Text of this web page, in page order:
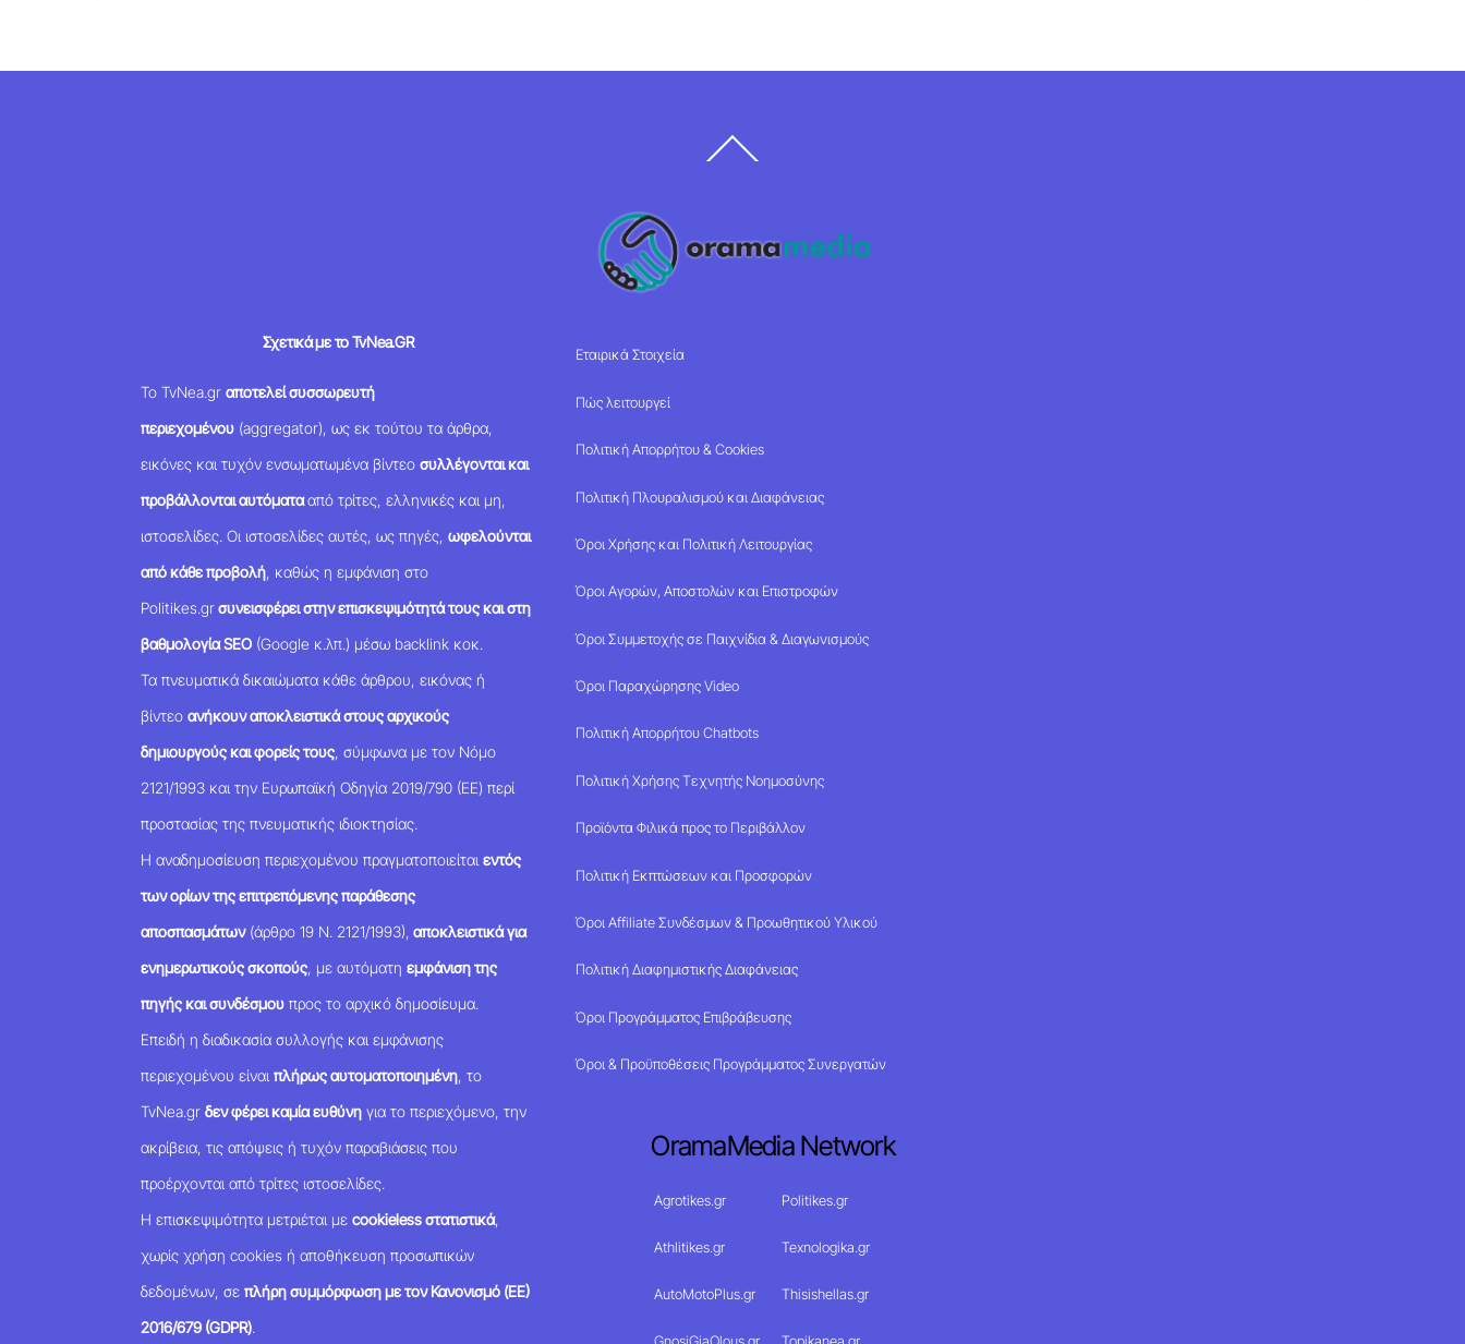
To
Σχετικά με το TvNea.GR
Το TvNea.grαποτελεί συσσωρευτή
περιεχομένου (aggregator), ως εκ τούτου τα άρθρα,
εικόνες και τυχόν ενσωματωμένα βίντεοσυλλέγονται και
προβάλλονται αυτόματααπό τρίτες, ελληνικές και μη,
ιστοσελίδες. Οι ιστοσελίδες αυτές, ως πηγές,ωφελούνται
από κάθε προβολή , καθώς η εμφάνιση στο
Politikes.grσυνεισφέρει στην επισκεψιμότητά τους και στη
βαθμολογία SEO (Google κ.λπ.) μέσω backlink κοκ.
Τα πνευματικά δικαιώματα κάθε άρθρου, εικόνας ή
βίντεοανήκουν αποκλειστικά στους αρχικούς
δημιουργούς και φορείς τους , σύμφωνα με τον Νόμο
2121/1993 και την Ευρωπαϊκή Οδηγία 2019/790 (ΕΕ) περί
προστασίας της πνευματικής ιδιοκτησίας.
Η αναδημοσίευση περιεχομένου πραγματοποιείταιεντός
των ορίων της επιτρεπόμενης παράθεσης
αποσπασμάτων(άρθρο 19 Ν. 2121/1993), αποκλειστικά για
ενημερωτικούς σκοπούς , με αυτόματηεμφάνιση της
πηγής και συνδέσμου προς το αρχικό δημοσίευμα.
Επειδή η διαδικασία συλλογής και εμφάνισης
περιεχομένου είναιπλήρως αυτοματοποιημένη , το
TvNea.grδεν φέρει καμία ευθύνη για το περιεχόμενο, την
ακρίβεια, τις απόψεις ή τυχόν παραβιάσεις που
προέρχονται από τρίτες ιστοσελίδες.
Η επισκεψιμότητα μετριέται μεcookieless στατιστικά,
χωρίς χρήση cookies ή αποθήκευση προσωπικών
δεδομένων, σεπλήρη συμμόρφωση με τον Κανονισμό (ΕΕ)
2016/679 (GDPR).
Εταιρικά Στοιχεία
Πώς λειτουργεί
Πολιτική Απορρήτου & Cookies
Πολιτική Πλουραλισμού και Διαφάνειας
Όροι Χρήσης και Πολιτική Λειτουργίας
Όροι Αγορών, Αποστολών και Επιστροφών
Όροι Συμμετοχής σε Παιχνίδια & Διαγωνισμούς
Όροι Παραχώρησης Video
Πολιτική Απορρήτου Chatbots
Πολιτική Χρήσης Τεχνητής Νοημοσύνης
Προϊόντα Φιλικά προς το Περιβάλλον
Πολιτική Εκπτώσεων και Προσφορών
Όροι Affiliate Συνδέσμων & Προωθητικού Υλικού
Πολιτική Διαφημιστικής Διαφάνειας
Όροι Προγράμματος Επιβράβευσης
Όροι & Προϋποθέσεις Προγράμματος Συνεργατών
OramaMedia Network
Agrotikes.gr Politikes.gr
Athlitikes.gr Texnologika.gr
AutoMotoPlus.gr Thisishellas.gr